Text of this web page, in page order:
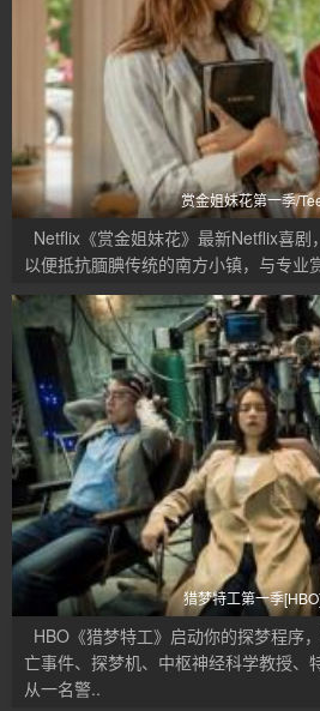
赏金姐妹花第一季/
Netflix《赏金姐妹花》最新Netflix喜
以便抵抗腼腆传统的南方小镇，与专业
猎梦特工第一季
HBO《猎梦特工》启动你的探梦程序
亡事件、探梦机、中枢神经科学教授、
从一名警..